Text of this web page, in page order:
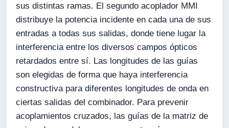
sus distintas ramas. El segundo acoplador MMI
distribuye la potencia incidente en cada una de sus
entradas a todas sus salidas, donde tiene lugar la
interferencia entre los diversos campos ópticos
retardados entre sí. Las longitudes de las guías
son elegidas de forma que haya interferencia
constructiva para diferentes longitudes de onda en
ciertas salidas del combinador. Para prevenir
acoplamientos cruzados, las guías de la matriz de